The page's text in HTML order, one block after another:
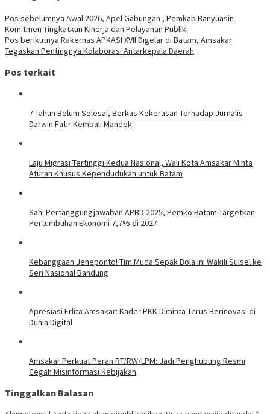
Pos sebelumnya Awal 2026, Apel Gabungan , Pemkab Banyuasin
Komitmen Tingkatkan Kinerja dan Pelayanan Publik
Pos berikutnya Rakernas APKASI XVII Digelar di Batam, Amsakar
Tegaskan Pentingnya Kolaborasi Antarkepala Daerah
Pos terkait
7 Tahun Belum Selesai, Berkas Kekerasan Terhadap Jurnalis
Darwin Fatir Kembali Mandek
Laju Migrasi Tertinggi Kedua Nasional, Wali Kota Amsakar Minta
Aturan Khusus Kependudukan untuk Batam
Sah! Pertanggungjawaban APBD 2025, Pemko Batam Targetkan
Pertumbuhan Ekonomi 7,7% di 2027
Kebanggaan Jeneponto! Tim Muda Sepak Bola Ini Wakili Sulsel ke
Seri Nasional Bandung
Apresiasi Erlita Amsakar: Kader PKK Diminta Terus Berinovasi di
Dunia Digital
Amsakar Perkuat Peran RT/RW/LPM: Jadi Penghubung Resmi
Cegah Misinformasi Kebijakan
Tinggalkan Balasan